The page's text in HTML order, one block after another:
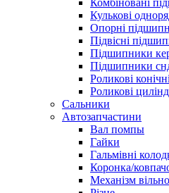
Комбіновані
Кулькові
Опорні
Підвісні
Підшипники
Підшипники
Роликові
Роликові
Сальники
Автозапчастини
Вал помпы
Гайки
Гальмівні
Коронка/
Механізм